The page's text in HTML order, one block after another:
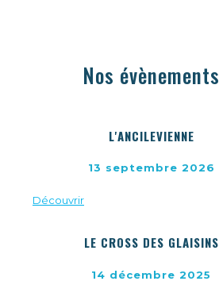
Nos évènements
L'ANCILEVIENNE
13 septembre 2026
Découvrir
LE CROSS DES GLAISINS
14 décembre 2025